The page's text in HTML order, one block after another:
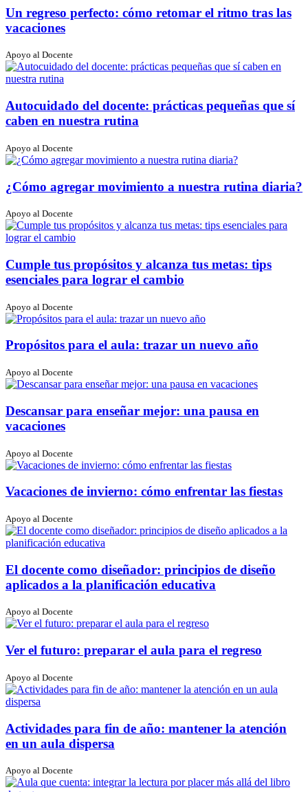
Un regreso perfecto: cómo retomar el ritmo tras las
vacaciones
Apoyo al Docente
Autocuidado del docente: prácticas pequeñas que sí
caben en nuestra rutina
Apoyo al Docente
¿Cómo agregar movimiento a nuestra rutina diaria?
Apoyo al Docente
Cumple tus propósitos y alcanza tus metas: tips
esenciales para lograr el cambio
Apoyo al Docente
Propósitos para el aula: trazar un nuevo año
Apoyo al Docente
Descansar para enseñar mejor: una pausa en
vacaciones
Apoyo al Docente
Vacaciones de invierno: cómo enfrentar las fiestas
Apoyo al Docente
El docente como diseñador: principios de diseño
aplicados a la planificación educativa
Apoyo al Docente
Ver el futuro: preparar el aula para el regreso
Apoyo al Docente
Actividades para fin de año: mantener la atención
en un aula dispersa
Apoyo al Docente